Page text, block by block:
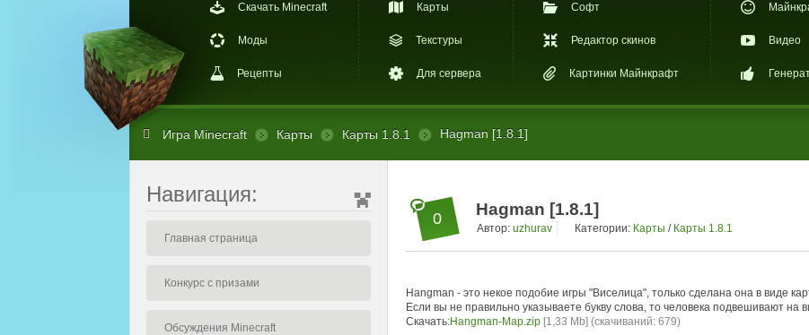
Скачать Minecraft
Моды
Рецепты
Карты
Текстуры
Для сервера
Софт
Редактор скинов
Картинки Майнкрафт
Видео
Игра Minecraft Карты Карты 1.8.1 Hagman [1.8.1]
Навигация:
Главная страница
Конкурс с призами
Обсуждения Minecraft
0 Hagman [1.8.1]
Автор: uzhurav Категории: Карты / Карты 1.8.1
Hangman - это некое подобие игры "Виселица", только сделана она в виде
Если вы не правильно указываете букву слова, то человека подвешивают на
Скачать:Hangman-Map.zip [1,33 Mb] (cкачиваний: 679)